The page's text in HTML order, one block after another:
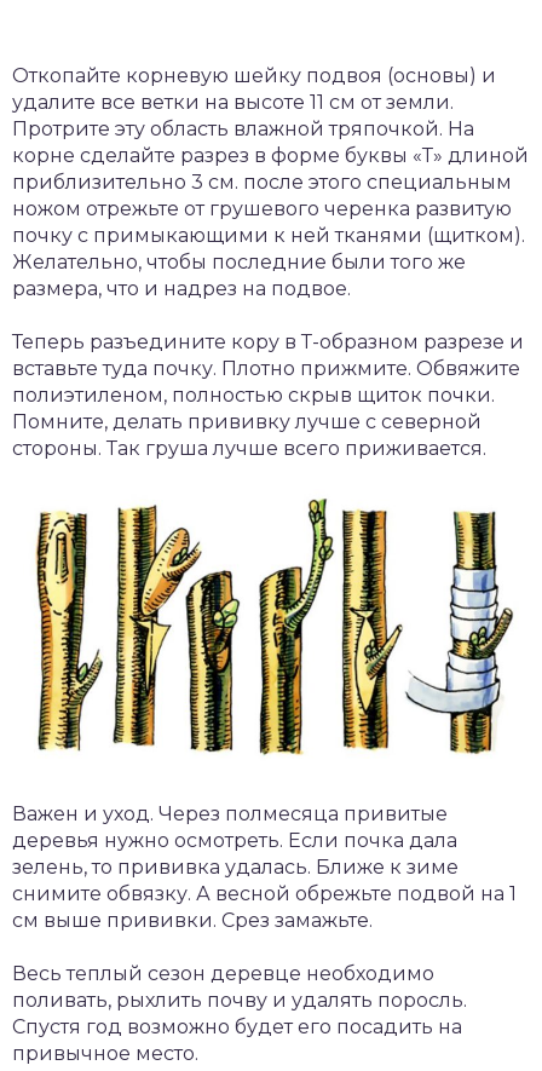
Откопайте корневую шейку подвоя (основы) и
удалите все ветки на высоте 11 см от земли.
Протрите эту область влажной тряпочкой. На
корне сделайте разрез в форме буквы «Т» длиной
приблизительно 3 см. после этого специальным
ножом отрежьте от грушевого черенка развитую
почку с примыкающими к ней тканями (щитком).
Желательно, чтобы последние были того же
размера, что и надрез на подвое.
Теперь разъедините кору в Т-образном разрезе и
вставьте туда почку. Плотно прижмите. Обвяжите
полиэтиленом, полностью скрыв щиток почки.
Помните, делать прививку лучше с северной
стороны. Так груша лучше всего приживается.
Важен и уход. Через полмесяца привитые
деревья нужно осмотреть. Если почка дала
зелень, то прививка удалась. Ближе к зиме
снимите обвязку. А весной обрежьте подвой на 1
см выше прививки. Срез замажьте.
Весь теплый сезон деревце необходимо
поливать, рыхлить почву и удалять поросль.
Спустя год возможно будет его посадить на
привычное место.